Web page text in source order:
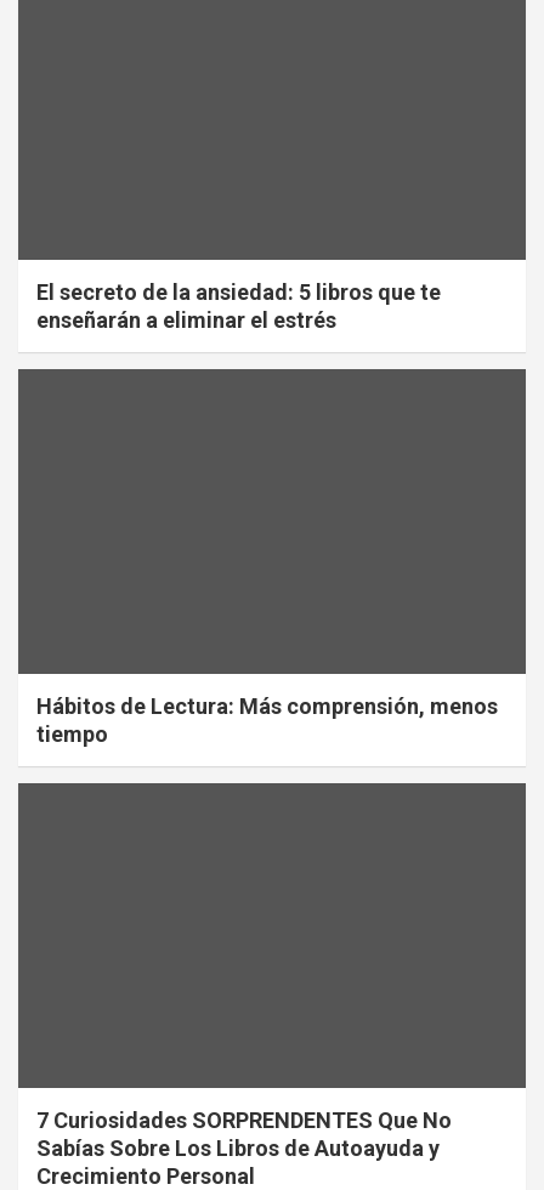
El secreto de la ansiedad: 5 libros que te
enseñarán a eliminar el estrés
Hábitos de Lectura: Más comprensión, menos
tiempo
7 Curiosidades SORPRENDENTES Que No
Sabías Sobre Los Libros de Autoayuda y
Crecimiento Personal